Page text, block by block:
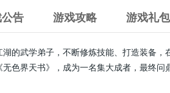
告 游戏攻略 游戏礼包
湖的武学弟子，不断修炼技能、打造装备
色界天书》，成为一名集大成者，最终问